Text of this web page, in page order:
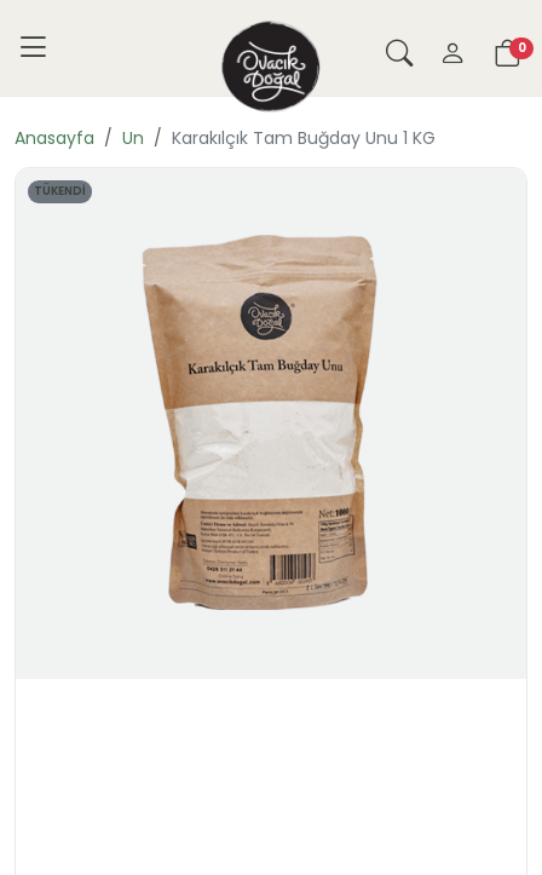
0
Anasayfa Un Karakılçık Tam Buğday Unu 1 KG
TÜKENDİ